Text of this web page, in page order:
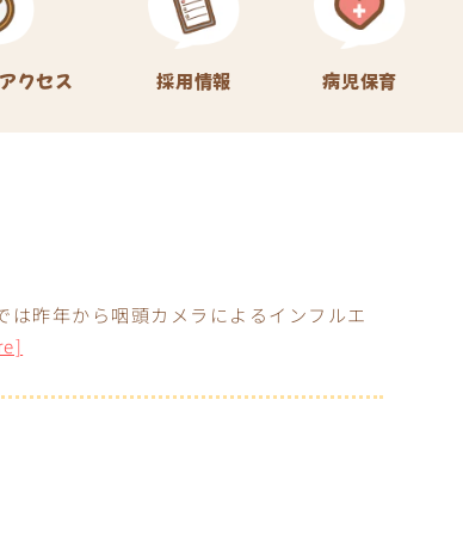
クセス 採用情報 病児保育
昨年から咽頭カメラによるインフルエ